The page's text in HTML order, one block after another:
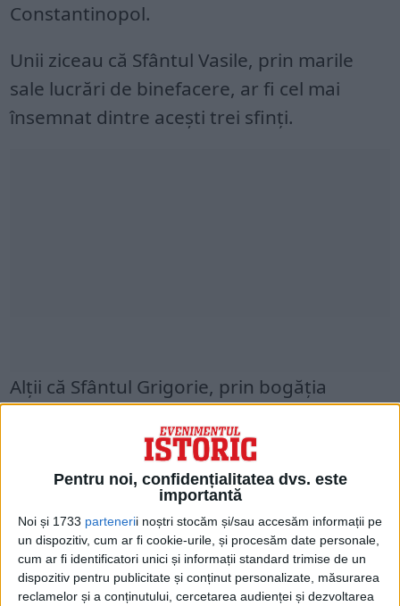
Pentru noi, confidențialitatea dvs. este
importantă
Noi și 1733 partenerii noștri stocăm și/sau accesăm informații pe
un dispozitiv, cum ar fi cookie-urile, și procesăm date personale,
cum ar fi identificatori unici și informații standard trimise de un
dispozitiv pentru publicitate și conținut personalizate, măsurarea
reclamelor și a conținutului, cercetarea audienței și dezvoltarea
Constantinopol.
Unii ziceau că Sfântul Vasile, prin marile
sale lucrări de binefacere, ar fi cel mai
însemnat dintre aceşti trei sfinţi.
Alţii că Sfântul Grigorie, prin bogăţia
O a treia parte a credincioşilor socoteau că
de cea mai aleasă cinstire trebuie să se
bucure Sfântul Ioan Gură de Aur, căci
nimeni nu l-a putut întrece în cuvântările
sale.